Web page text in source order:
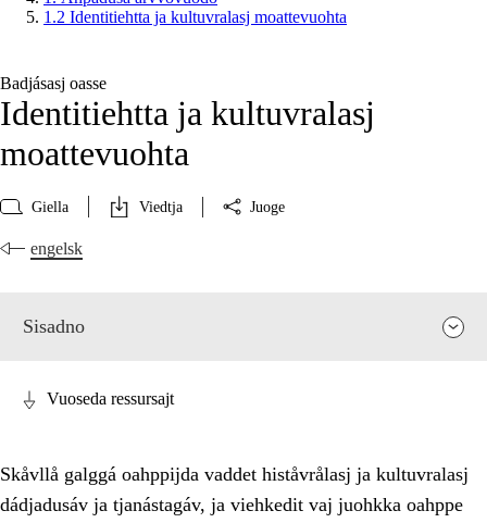
1.2 Identitiehtta ja kultuvralasj moattevuohta
Badjásasj oasse
Identitiehtta ja kultuvralasj
moattevuohta
Giella Viedtja Juoge
engelsk
Sisadno
Vuoseda ressursajt
Skåvllå galggá oahppijda vaddet histåvrålasj ja kultuvralasj
dádjadusáv ja tjanástagáv, ja viehkedit vaj juohkka oahppe